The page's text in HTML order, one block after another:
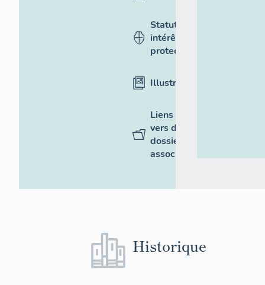
Statut,
intérêt et
protection
Illustrations
Liens
vers des
dossiers
associés
Historique